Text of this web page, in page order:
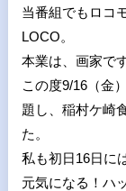
当番組でもロコ
LOCO。
本業は、画家です
この度9/16（金
題し、稲村ケ崎
た。
私も初日16日に
元気になる！ハ